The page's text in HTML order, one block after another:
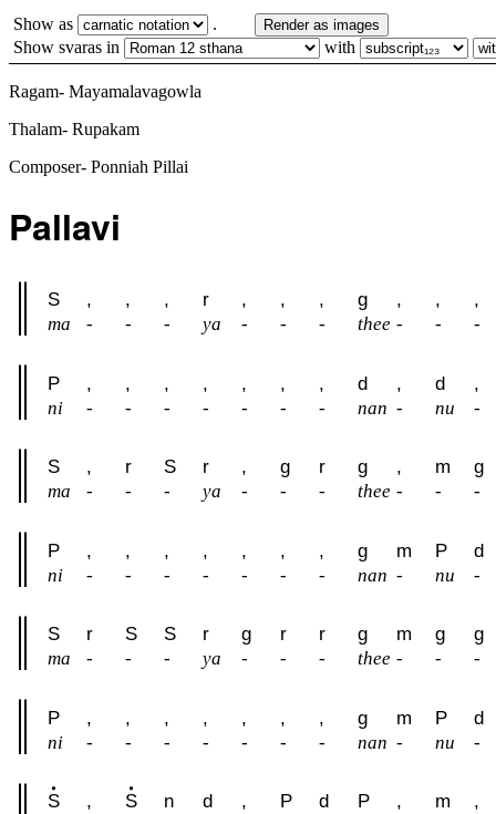
Show as . Render as images
Show svaras in with
Ragam- Mayamalavagowla
Thalam- Rupakam
Composer- Ponniah Pillai
Pallavi
S , , , r , , , g , , ,
ma - - - ya - - - thee - - -
P , , , , , , , d , d ,
ni - - - - - - - nan - nu -
S , r S r , g r g , m g
ma - - - ya - - - thee - - -
P , , , , , , , g m P d
ni - - - - - - - nan - nu -
S r S S r g r r g m g g
ma - - - ya - - - thee - - -
P , , , , , , , g m P d
ni - - - - - - - nan - nu -
S , S n d , P d P , m ,